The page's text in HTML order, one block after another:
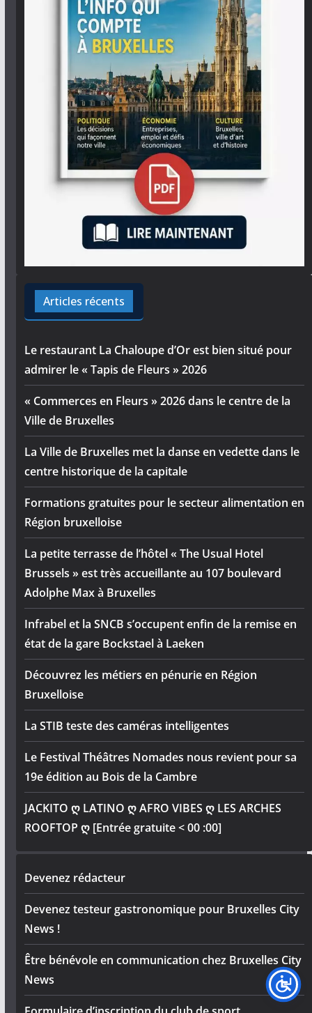
Articles récents
Le restaurant La Chaloupe d’Or est bien situé pour
admirer le « Tapis de Fleurs » 2026
« Commerces en Fleurs » 2026 dans le centre de la
Ville de Bruxelles
La Ville de Bruxelles met la danse en vedette dans le
centre historique de la capitale
Formations gratuites pour le secteur alimentation en
Région bruxelloise
La petite terrasse de l’hôtel « The Usual Hotel
Brussels » est très accueillante au 107 boulevard
Adolphe Max à Bruxelles
Infrabel et la SNCB s’occupent enfin de la remise en
état de la gare Bockstael à Laeken
Découvrez les métiers en pénurie en Région
Bruxelloise
La STIB teste des caméras intelligentes
Le Festival Théâtres Nomades nous revient pour sa
19e édition au Bois de la Cambre
JACKITO ღ LATINO ღ AFRO VIBES ღ LES ARCHES
ROOFTOP ღ [Entrée gratuite < 00 :00]
Devenez rédacteur
Devenez testeur gastronomique pour Bruxelles City
News !
Être bénévole en communication chez Bruxelles City
News